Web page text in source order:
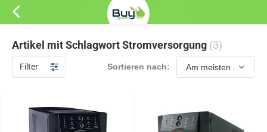
Artikel mit Schlagwort Stromversorgung (3)
Filter Sortieren nach: